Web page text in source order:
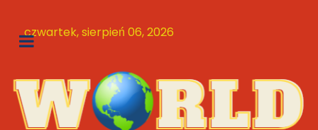
czwartek, sierpień 06, 2026